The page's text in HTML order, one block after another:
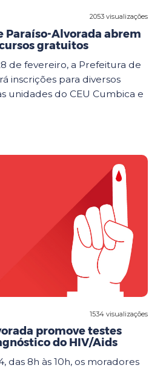
2053 visualizações
Paraíso-Alvorada abrem
gratuitos
de fevereiro, a Prefeitura de
inscrições para diversos
unidades do CEU Cumbica e
1534 visualizações
promove testes
do HIV/Aids
das 8h às 10h, os moradores